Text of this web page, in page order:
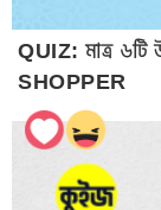
QUIZ: মাত্র ৬টি
SHOPPER